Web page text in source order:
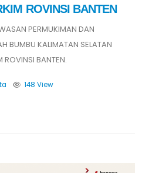
ROVINSI BANTEN
PERMUKIMAN DAN
BUMBU KALIMATAN SELATAN
BANTEN.
148 View